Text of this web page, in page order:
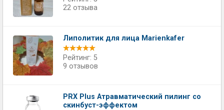
22 отзыва
Липолитик для лица Marienkafer
Рейтинг: 5
9 отзывов
PRX Plus Атравматический пилинг со
скинбуст-эффектом